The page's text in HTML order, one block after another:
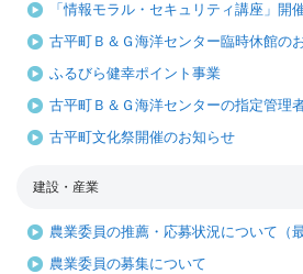
「情報モラル・セキュリティ講座」開
古平町Ｂ＆Ｇ海洋センター臨時休館の
ふるびら健幸ポイント事業
古平町Ｂ＆Ｇ海洋センターの指定管理
古平町文化祭開催のお知らせ
建設・産業
農業委員の推薦・応募状況について（
農業委員の募集について